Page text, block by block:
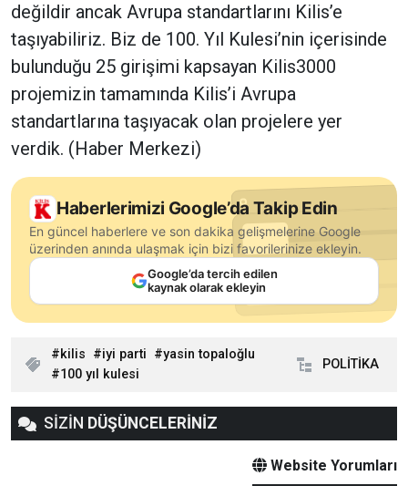
değildir ancak Avrupa standartlarını Kilis’e
taşıyabiliriz. Biz de 100. Yıl Kulesi’nin içerisinde
bulunduğu 25 girişimi kapsayan Kilis3000
projemizin tamamında Kilis’i Avrupa
standartlarına taşıyacak olan projelere yer
verdik. (Haber Merkezi)
Haberlerimizi Google’da Takip Edin
En güncel haberlere ve son dakika gelişmelerine Google
üzerinden anında ulaşmak için bizi favorilerinize ekleyin.
Google’da tercih edilen
kaynak olarak ekleyin
kilis iyi parti
yasin topaloğlu
100 yıl kulesi
POLİTİKA
SİZİN DÜŞÜNCELERİNİZ
Website Yorumları